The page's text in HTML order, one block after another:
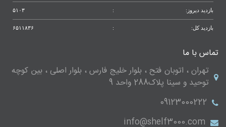
بازدید دیروز: : ۵۱۰۳
بازدید کل: : ۶۵۱۱۸۳۶
تماس با ما
تهران ، اتوبان فتح ، بلوار خلیج فارس ، بلوار اصلی ، بین کوچه
توحید و سینا پلاک288 واحد 9
09123000222
info@shelf3000.com